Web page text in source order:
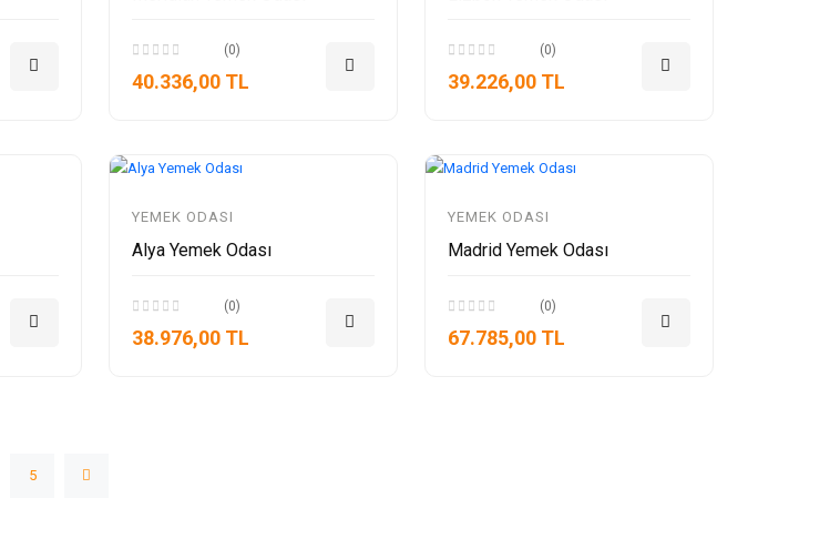
(0)
40.336,00 TL
(0)
39.226,00 TL
YEMEK ODASI
Alya Yemek Odası
(0)
38.976,00 TL
YEMEK ODASI
Madrid Yemek Odası
(0)
67.785,00 TL
5